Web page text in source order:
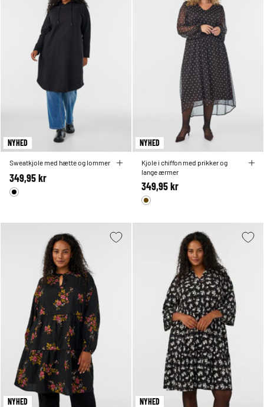
NYHED
Sweatkjole med hætte og lommer
349,95 kr
NYHED
Kjole i chiffon med prikker og
lange ærmer
349,95 kr
NYHED NYHED